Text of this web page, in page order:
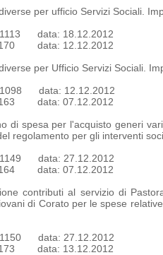
per ufficio Servizi Sociali.
data: 18.12.2012
data: 12.12.2012
per Ufficio Servizi Sociali.
data: 12.12.2012
data: 07.12.2012
di spesa per l'acquisto generi
regolamento per gli interventi
data: 27.12.2012
data: 07.12.2012
contributi al servizio di
di Corato per le spese
data: 27.12.2012
data: 13.12.2012